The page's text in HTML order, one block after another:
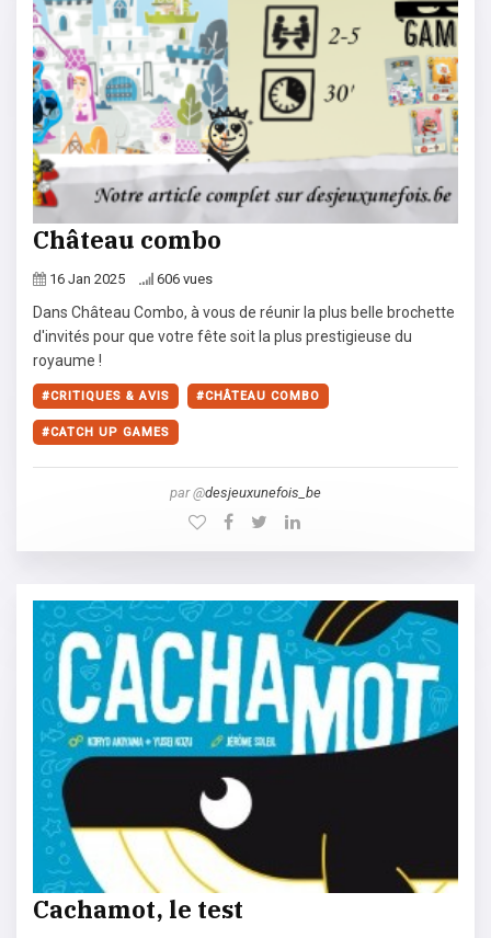
Château combo
16 Jan 2025 606 vues
Dans Château Combo, à vous de réunir la plus belle brochette
d'invités pour que votre fête soit la plus prestigieuse du
royaume !
CRITIQUES & AVIS CHÂTEAU COMBO
CATCH UP GAMES
par @desjeuxunefois_be
Cachamot, le test